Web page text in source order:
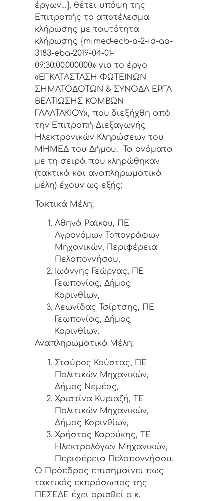
έργων…], θέτει υπόψη της
Επιτροπής το αποτέλεσμα
κλήρωσης με ταυτότητα
κλήρωσης {mimed-ecb-a-2-id-aa-
3183-eba-2019-04-01-
09:30:00.000000» για το έργο
«ΕΓΚΑΤΑΣΤΑΣΗ ΦΩΤΕΙΝΩΝ
ΣΗΜΑΤΟΔΟΤΩΝ & ΣΥΝΟΔΑ ΕΡΓΑ
ΒΕΛΤΙΩΣΗΣ ΚΟΜΒΩΝ
ΓΑΛΑΤΑΚΙΟΥ», που διεξήχθη από
την Επιτροπή Διεξαγωγής
Ηλεκτρονικών Κληρώσεων του
ΜΗΜΕΔ του Δήμου. Τα ονόματα
με τη σειρά που κληρώθηκαν
(τακτικά και αναπληρωματικά
μέλη) έχουν ως εξής:
Τακτικά Μέλη:
Αθηνά Ραϊκου, ΠΕ
Αγρονόμων Τοπογράφων
Μηχανικών, Περιφέρεια
Πελοποννήσου,
Ιωάννης Γεώργας, ΠΕ
Γεωπονίας, Δήμος
Κορινθίων,
Λεωνίδας Τσίρτσης, ΠΕ
Γεωπονίας, Δήμος
Κορινθίων.
Αναπληρωματικά Μέλη:
Σταύρος Κούστας, ΠΕ
Πολιτικών Μηχανικών,
Δήμος Νεμέας,
Χριστίνα Κυριαζή, ΤΕ
Πολιτικών Μηχανικών,
Δήμος Κορινθίων,
Χρήστος Καρούκης, ΤΕ
Ηλεκτρολόγων Μηχανικών,
Περιφέρεια Πελοποννήσου.
Ο Πρόεδρος επισημαίνει πως
τακτικός εκπρόσωπος της
ΠΕΣΕΔΕ έχει ορισθεί ο κ.